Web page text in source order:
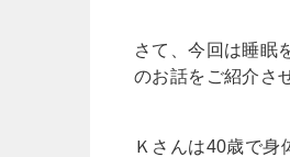
さて、今回は睡眠
のお話をご紹介さ
Ｋさんは40歳で身